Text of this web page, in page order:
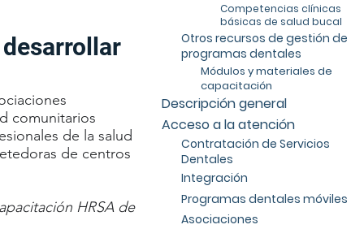
comunitarios
de la salud
de centros
HRSA de
Competencias clínicas
básicas de salud bucal
Otros recursos de gestión de
programas dentales
Módulos y materiales de
capacitación
Descripción general
Acceso a la atención
Contratación de Servicios
Dentales
Integración
Programas dentales móviles
Asociaciones